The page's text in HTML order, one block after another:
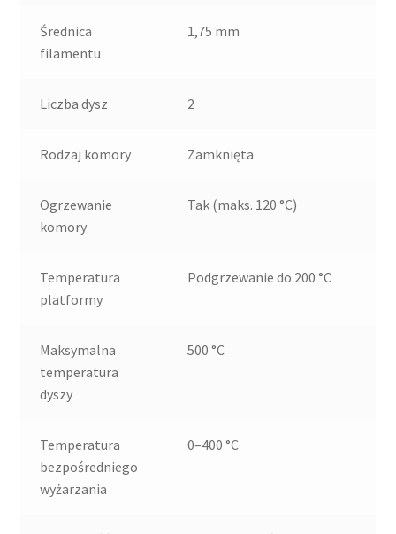
Średnica
filamentu
1,75 mm
Liczba dysz 2
Rodzaj komory Zamknięta
Ogrzewanie
komory
Tak (maks. 120 °C)
Temperatura
platformy
Podgrzewanie do 200 °C
Maksymalna
temperatura
dyszy
500 °C
Temperatura
bezpośredniego
wyżarzania
0–400 °C